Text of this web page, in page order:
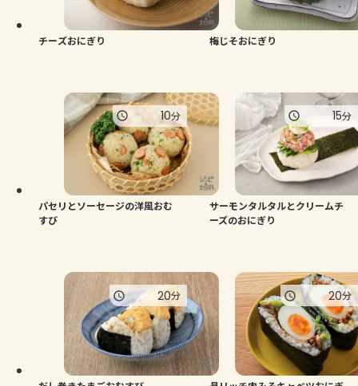
チーズおにぎり 梅じそおにぎり
パセリとソーセージの洋風おむ
すび
10分
サーモンタルタルとクリームチ
ーズのおにぎり
15分
20分 20分